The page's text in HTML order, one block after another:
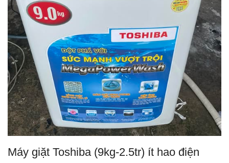
Máy giặt Toshiba (9kg-2.5tr) ít hao điện